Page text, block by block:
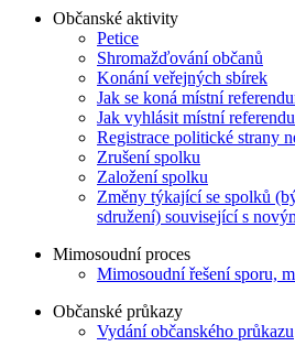
Občanské aktivity
Petice
Shromažďování občanů
Konání veřejných sbírek
Jak se koná místní
Jak vyhlásit místní
Registrace politické strany
Zrušení spolku
Založení spolku
Změny týkající se spolků
sdružení) související s
Mimosoudní proces
Mimosoudní řešení sporu,
Občanské průkazy
Vydání občanského průkazu